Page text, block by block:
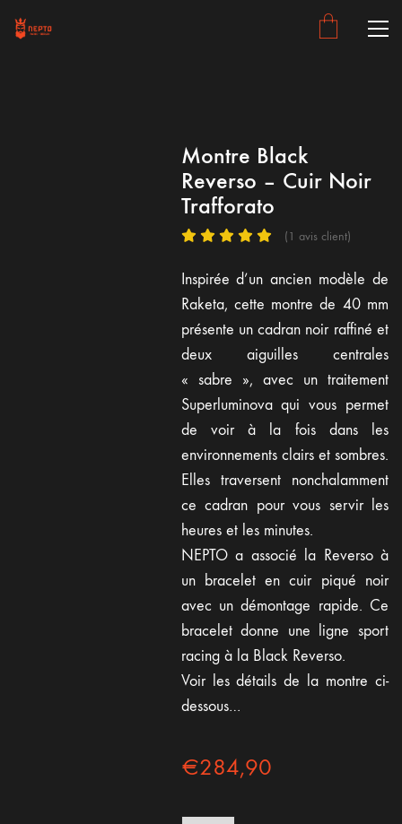
Montre Black
Reverso – Cuir Noir
Trafforato
(1 avis client)
Inspirée d’un ancien modèle de
Raketa, cette montre de 40 mm
présente un cadran noir raffiné et
deux aiguilles centrales
« sabre », avec un traitement
Superluminova qui vous permet
de voir à la fois dans les
environnements clairs et sombres.
Elles traversent nonchalamment
ce cadran pour vous servir les
heures et les minutes.
NEPTO a associé la Reverso à
un bracelet en cuir piqué noir
avec un démontage rapide. Ce
bracelet donne une ligne sport
racing à la Black Reverso.
Voir les détails de la montre ci-
dessous…
€284,90